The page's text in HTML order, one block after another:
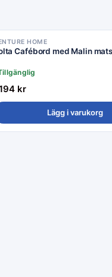
HOME
Cafébord med Malin
kr
Lägg i varukorg